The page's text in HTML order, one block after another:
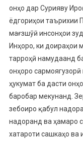
онҳо дар Сурияву
ёдгориҳои таърихии
мағзшӯӣ инсонҳои
Инҳоро, ки доираҳои
тарроҳӣ намудаанд
онҳоро
ҳукумат ба дасти
баробар мекунанд.
зебоиро қабул
надоранд ва ҳамаро
хатароти сашкаҳо ва